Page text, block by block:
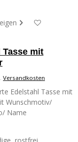
Tasse mit
Versandkosten
Edelstahl Tasse mit
Wunschmotiv/
Name